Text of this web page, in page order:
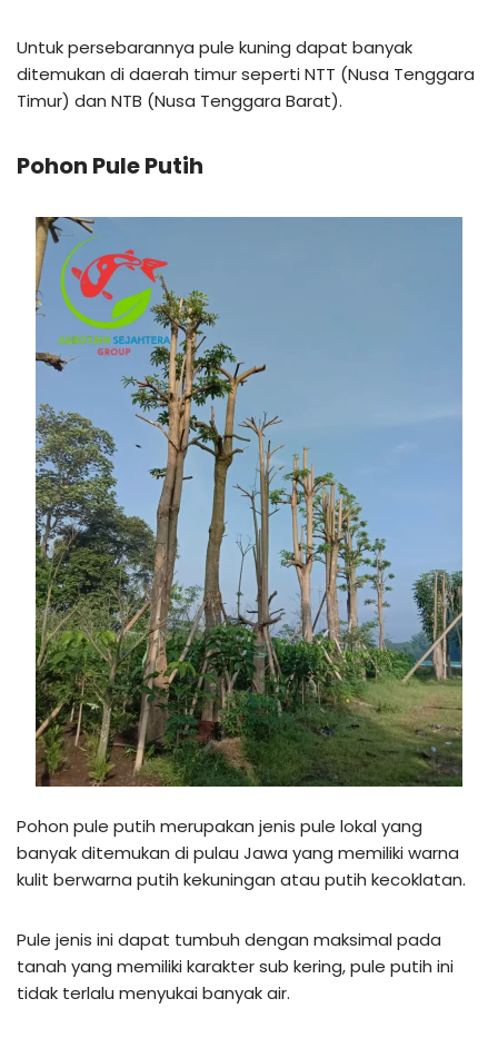
Untuk persebarannya pule kuning dapat banyak
ditemukan di daerah timur seperti NTT (Nusa Tenggara
Timur) dan NTB (Nusa Tenggara Barat).
Pohon Pule Putih
Pohon pule putih merupakan jenis pule lokal yang
banyak ditemukan di pulau Jawa yang memiliki warna
kulit berwarna putih kekuningan atau putih kecoklatan.
Pule jenis ini dapat tumbuh dengan maksimal pada
tanah yang memiliki karakter sub kering, pule putih ini
tidak terlalu menyukai banyak air.